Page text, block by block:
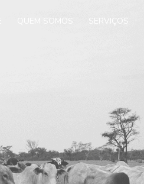
QUEM SOMOS SERVIÇOS